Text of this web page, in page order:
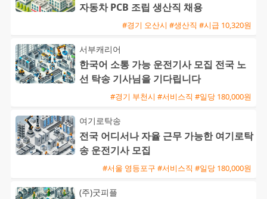
자동차 PCB 조립 생산직 채용
#경기 오산시 #생산직 #시급 10,320원
서부캐리어
한국어 소통 가능 운전기사 모집 전국 노
선 탁송 기사님을 기다립니다
#경기 부천시 #서비스직 #일당 180,000원
여기로탁송
전국 어디서나 자율 근무 가능한 여기로탁
송 운전기사 모집
#서울 영등포구 #서비스직 #일당 180,000원
(주)굿피플